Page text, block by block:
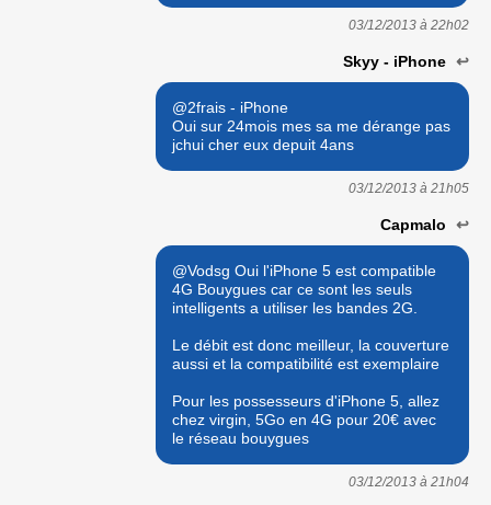
03/12/2013 à 22h02
Skyy - iPhone ↩
@2frais - iPhone
Oui sur 24mois mes sa me dérange pas
jchui cher eux depuit 4ans
03/12/2013 à 21h05
Capmalo ↩
@Vodsg Oui l'iPhone 5 est compatible
4G Bouygues car ce sont les seuls
intelligents a utiliser les bandes 2G.
Le débit est donc meilleur, la couverture
aussi et la compatibilité est exemplaire
Pour les possesseurs d'iPhone 5, allez
chez virgin, 5Go en 4G pour 20€ avec
le réseau bouygues
03/12/2013 à 21h04